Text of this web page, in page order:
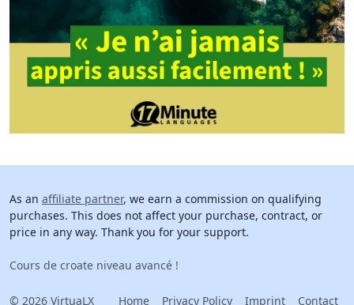
As an affiliate partner, we earn a commission on qualifying
purchases. This does not affect your purchase, contract, or
price in any way. Thank you for your support.
Cours de croate niveau avancé !
© 2026 VirtuaLX Home Privacy Policy Imprint Contact